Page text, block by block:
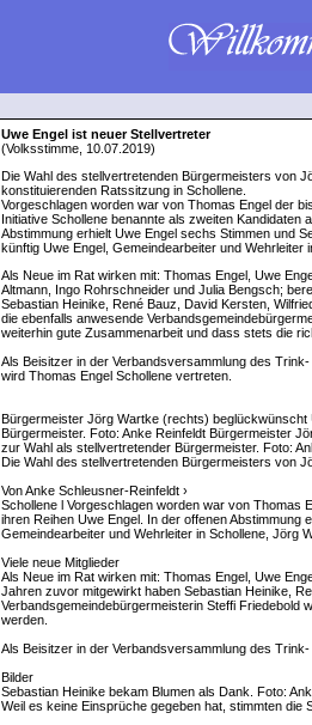
Uwe Engel ist neuer Stellvertreter
(Volksstimme, 10.07.2019)
Die Wahl des stellvertretenden Bürgermeisters von
konstituierenden Ratssitzung in Schollene.
Vorgeschlagen worden war von Thomas Engel der
Initiative Schollene benannte als zweiten Kandidaten
Abstimmung erhielt Uwe Engel sechs Stimmen und
künftig Uwe Engel, Gemeindearbeiter und
Als Neue im Rat wirken mit: Thomas Engel, Uwe
Altmann, Ingo Rohrschneider und Julia Bengsch;
Sebastian Heinike, René Bauz, David Kersten,
die ebenfalls anwesende
weiterhin gute Zusammenarbeit und dass stets die
Als Beisitzer in der Verbandsversammlung des
wird Thomas Engel Schollene vertreten.
Bürgermeister Jörg Wartke (rechts)
Bürgermeister. Foto: Anke Reinfeldt Bürgermeister
zur Wahl als stellvertretender Bürgermeister. Foto:
Die Wahl des stellvertretenden Bürgermeisters von
Von Anke Schleusner-Reinfeldt ›
Schollene l Vorgeschlagen worden war von Thomas
ihren Reihen Uwe Engel. In der offenen Abstimmung
Gemeindearbeiter und Wehrleiter in Schollene, Jörg
Viele neue Mitglieder
Als Neue im Rat wirken mit: Thomas Engel, Uwe
Jahren zuvor mitgewirkt haben Sebastian Heinike,
Verbandsgemeindebürgermeisterin Steffi Friedebold
werden.
Als Beisitzer in der Verbandsversammlung des
Bilder
Sebastian Heinike bekam Blumen als Dank. Foto:
Weil es keine Einsprüche gegeben hat, stimmten